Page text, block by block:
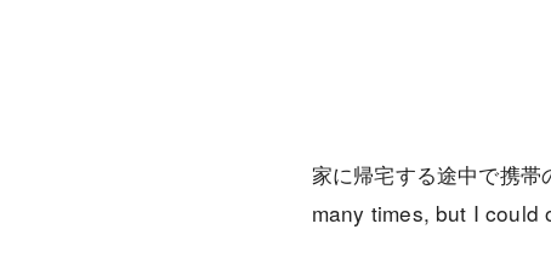
家に帰宅する途中で携
many times, but I could